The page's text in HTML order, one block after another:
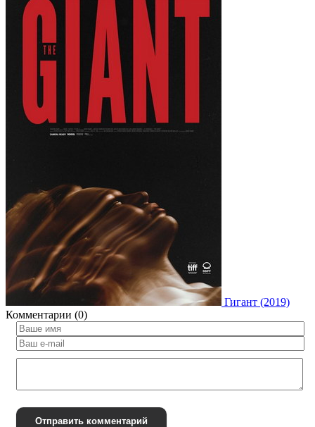
Гигант (2019)
Комментарии (0)
Отправить комментарий